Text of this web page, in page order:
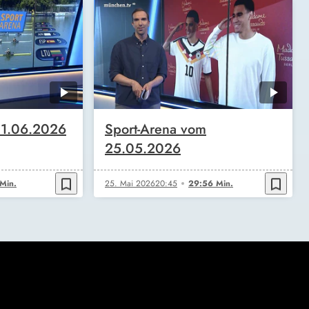
bookmark_border
Sport-Arena vom
25.05.2026
25. Mai 202620:45 29:56 Min. bookmark_border